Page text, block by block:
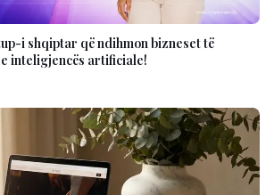
i shqiptar që ndihmon bizneset të
inteligjencës artificiale!